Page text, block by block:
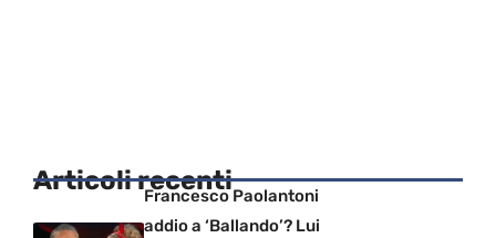
Articoli recentiFrancesco Paolantoni
addio a ‘Ballando’? Lui